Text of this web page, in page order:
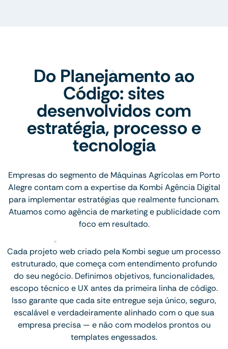
Do Planejamento ao
Código: sites
desenvolvidos com
estratégia, processo e
tecnologia
Empresas do segmento de Máquinas Agrícolas em Porto
Alegre contam com a expertise da Kombi Agência Digital
para implementar estratégias que realmente funcionam.
Atuamos como agência de marketing e publicidade com
foco em resultado.
Cada projeto web criado pela Kombi segue um processo
estruturado, que começa com entendimento profundo
do seu negócio. Definimos objetivos, funcionalidades,
escopo técnico e UX antes da primeira linha de código.
Isso garante que cada site entregue seja único, seguro,
escalável e verdadeiramente alinhado com o que sua
empresa precisa — e não com modelos prontos ou
templates engessados.